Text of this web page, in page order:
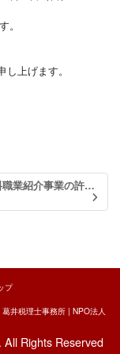
。
上げます。
職業紹介事業の許…
プ
葛井税理士事務所 | NPO法人
Rights Reserved